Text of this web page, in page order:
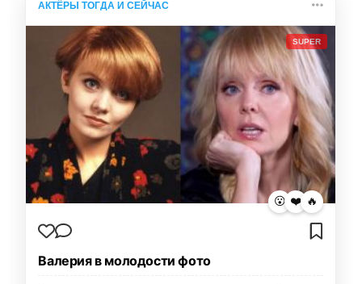
АКТЁРЫ ТОГДА И СЕЙЧАС
SUPER
😮 ❤️ 🔥
Валерия в молодости фото